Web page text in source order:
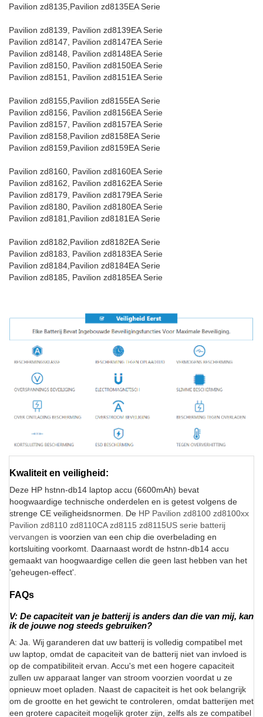
Pavilion zd8135,Pavilion zd8135EA Serie
Pavilion zd8139, Pavilion zd8139EA Serie
Pavilion zd8147, Pavilion zd8147EA Serie
Pavilion zd8148, Pavilion zd8148EA Serie
Pavilion zd8150, Pavilion zd8150EA Serie
Pavilion zd8151, Pavilion zd8151EA Serie
Pavilion zd8155,Pavilion zd8155EA Serie
Pavilion zd8156, Pavilion zd8156EA Serie
Pavilion zd8157, Pavilion zd8157EA Serie
Pavilion zd8158,Pavilion zd8158EA Serie
Pavilion zd8159,Pavilion zd8159EA Serie
Pavilion zd8160, Pavilion zd8160EA Serie
Pavilion zd8162, Pavilion zd8162EA Serie
Pavilion zd8179, Pavilion zd8179EA Serie
Pavilion zd8180, Pavilion zd8180EA Serie
Pavilion zd8181,Pavilion zd8181EA Serie
Pavilion zd8182,Pavilion zd8182EA Serie
Pavilion zd8183, Pavilion zd8183EA Serie
Pavilion zd8184,Pavilion zd8184EA Serie
Pavilion zd8185, Pavilion zd8185EA Serie
Kwaliteit en veiligheid:
Deze HP hstnn-db14 laptop accu (6600mAh) bevat
hoogwaardige technische onderdelen en is getest volgens de
strenge CE veiligheidsnormen. De HP Pavilion zd8100 zd8100xx
Pavilion zd8110 zd8110CA zd8115 zd8115US serie batterij
vervangen is voorzien van een chip die overbelading en
kortsluiting voorkomt. Daarnaast wordt de hstnn-db14 accu
gemaakt van hoogwaardige cellen die geen last hebben van het
'geheugen-effect'.
FAQs
V: De capaciteit van je batterij is anders dan die van mij, kan
ik de jouwe nog steeds gebruiken?
A: Ja. Wij garanderen dat uw batterij is volledig compatibel met
uw laptop, omdat de capaciteit van de batterij niet van invloed is
op de compatibiliteit ervan. Accu's met een hogere capaciteit
zullen uw apparaat langer van stroom voorzien voordat u ze
opnieuw moet opladen. Naast de capaciteit is het ook belangrijk
om de grootte en het gewicht te controleren, omdat batterijen met
een grotere capaciteit mogelijk groter zijn, zelfs als ze compatibel